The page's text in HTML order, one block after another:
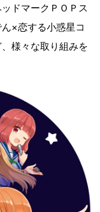
ドマークＰＯＰス
×恋する小惑星コ
様々な取り組みを